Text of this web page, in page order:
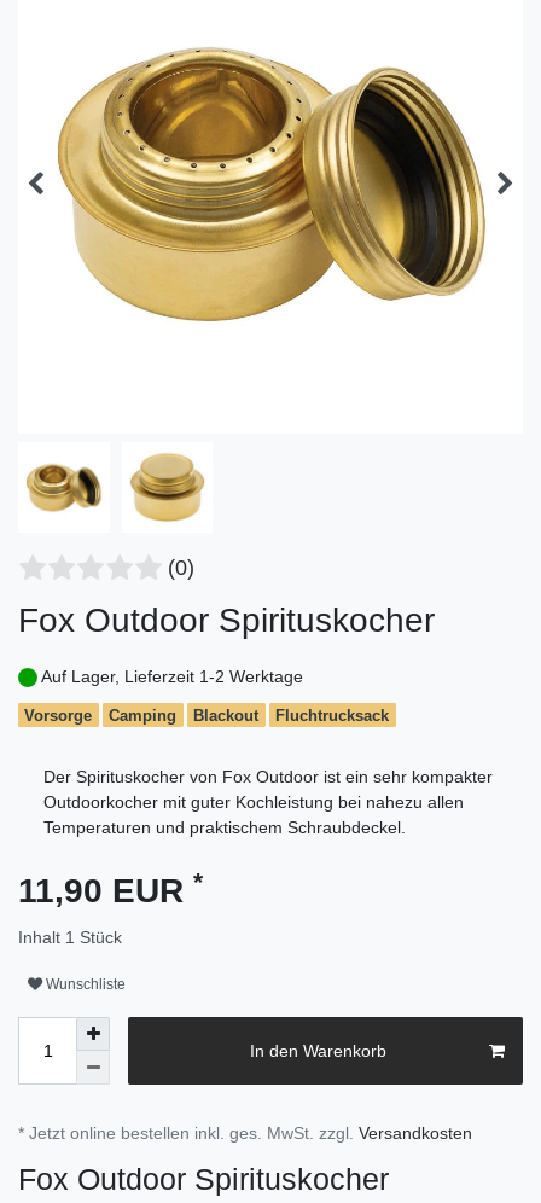
(0)
Fox Outdoor Spirituskocher
Auf Lager, Lieferzeit 1-2 Werktage
Vorsorge Camping Blackout Fluchtrucksack
Der Spirituskocher von Fox Outdoor ist ein sehr kompakter
Outdoorkocher mit guter Kochleistung bei nahezu allen
Temperaturen und praktischem Schraubdeckel.
11,90 EUR *
Inhalt 1 Stück
Wunschliste
In den Warenkorb
* Jetzt online bestellen inkl. ges. MwSt. zzgl. Versandkosten
Fox Outdoor Spirituskocher